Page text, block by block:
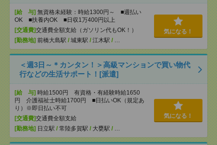
[給 与] 無資格未経験：時給1300円～ ■週払い
OK ■扶養内OK ■日収1万400円以上
[交通費]交通費全額支給（ガソリン代もOK！）
[勤務地] 前橋大島駅 / 城東駅 / 江木駅 / …
気になる！
＜週3日～＊カンタン！＞高級マンションで買い物代
行などの生活サポート！[派遣]
[給 与] 時給1500円 有資格・有経験時給1650
円 介護福祉士時給1700円 ■日払いOK（規定あ
り）※即日払い不可
[交通費]交通費全額支給
[勤務地] 日立駅 / 常陸多賀駅 / 大甕駅 / …
気になる！